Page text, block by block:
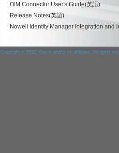
OIM Connector User's Guide(英語)
Release Notes(英語)
Nowell Identity Manager Integration and
Copyright © 2012, Oracle and/or its affiliates. All rights